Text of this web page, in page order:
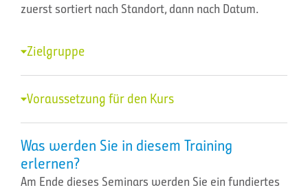
zuerst sortiert nach Standort, dann nach Datum.
Zielgruppe
Voraussetzung für den Kurs
Was werden Sie in diesem Training
erlernen?
Am Ende dieses Seminars werden Sie ein fundiertes